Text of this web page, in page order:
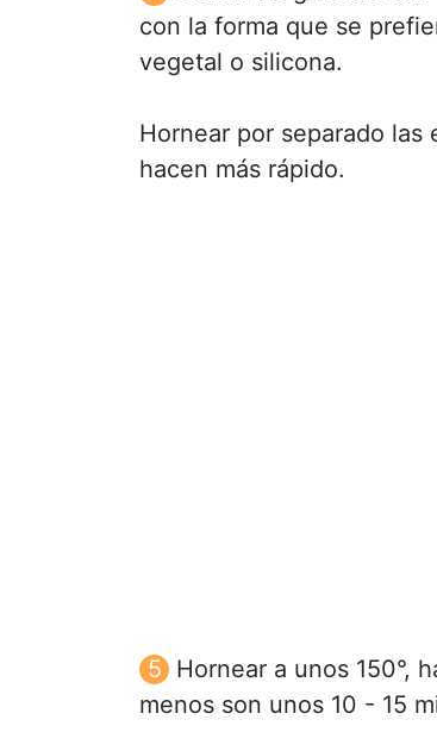
con la forma que se
vegetal o silicona.
Hornear por separado
hacen más rápido.
Hornear a unos 150°,
menos son unos 10 - 15